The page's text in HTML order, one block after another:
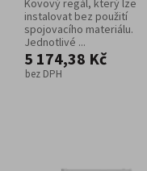
Kovový regál, který lze
instalovat bez použití
spojovacího materiálu.
Jednotlivé ...
5 174,38 Kč
bez DPH